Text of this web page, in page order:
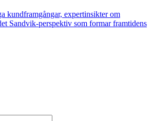
kundframgångar, expertinsikter om
Sandvik-perspektiv som formar framtidens